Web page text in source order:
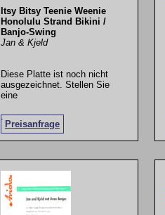
Itsy Bitsy Teenie Weenie
Honolulu Strand Bikini /
Banjo-Swing
Jan & Kjeld
Diese Platte ist noch nicht
ausgezeichnet. Stellen Sie
eine
Preisanfrage
.